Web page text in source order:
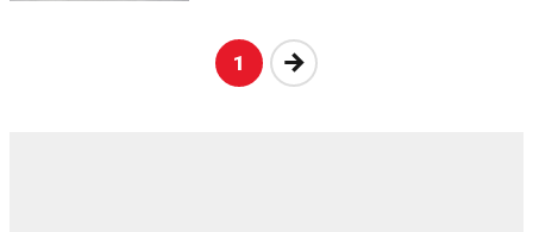
1 Nākošā